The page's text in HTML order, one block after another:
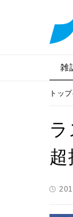
雑
トッ
超